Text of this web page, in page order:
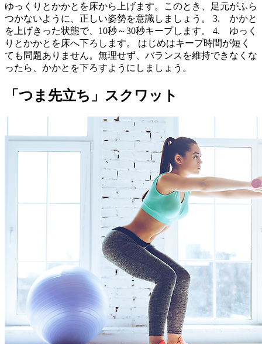
ゆっくりとかかとを床から上げます。このとき、足元がふら
つかないように、正しい姿勢を意識しましょう。 3. かかと
を上げきった状態で、10秒～30秒キープします。 4. ゆっく
りとかかとを床へ下ろします。 はじめはキープ時間が短く
ても問題ありません。無理せず、バランスを維持できなくな
ったら、かかとを下ろすようにしましょう。
「つま先立ち」スクワット